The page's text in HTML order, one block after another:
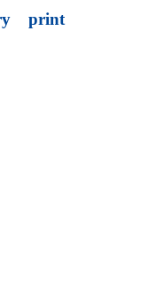
print